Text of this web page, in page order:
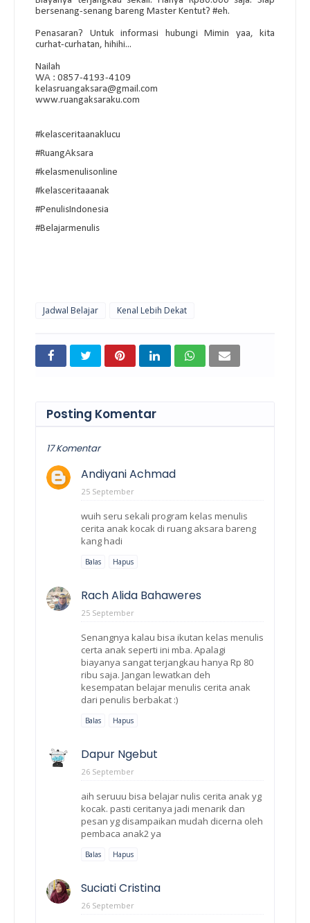
bersenang-senang bareng Master Kentut? #eh.
Penasaran? Untuk informasi hubungi Mimin yaa, kita
curhat-curhatan, hihihi...
Nailah
WA : 0857-4193-4109
kelasruangaksara@gmail.com
www.ruangaksaraku.com
#kelasceritaanaklucu
#RuangAksara
#kelasmenulisonline
#kelasceritaaanak
#PenulisIndonesia
#Belajarmenulis
Jadwal Belajar Kenal Lebih Dekat
Posting Komentar
17 Komentar
Andiyani Achmad
25 September
wuih seru sekali program kelas menulis
cerita anak kocak di ruang aksara bareng
kang hadi
Balas Hapus
Rach Alida Bahaweres
25 September
Senangnya kalau bisa ikutan kelas menulis
certa anak seperti ini mba. Apalagi
biayanya sangat terjangkau hanya Rp 80
ribu saja. Jangan lewatkan deh
kesempatan belajar menulis cerita anak
dari penulis berbakat :)
Balas Hapus
Dapur Ngebut
26 September
aih seruuu bisa belajar nulis cerita anak yg
kocak. pasti ceritanya jadi menarik dan
pesan yg disampaikan mudah dicerna oleh
pembaca anak2 ya
Balas Hapus
Suciati Cristina
26 September